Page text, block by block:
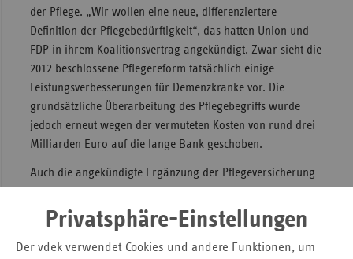
Privatsphäre-Einstellungen
Der vdek verwendet Cookies und andere Funktionen, um
der Pflege. „Wir wollen eine neue, differenziertere
Definition der Pflegebedürftigkeit“, das hatten Union und
FDP in ihrem Koalitionsvertrag angekündigt. Zwar sieht die
2012 beschlossene Pflegereform tatsächlich einige
Leistungsverbesserungen für Demenzkranke vor. Die
grundsätzliche Überarbeitung des Pflegebegriffs wurde
jedoch erneut wegen der vermuteten Kosten von rund drei
Milliarden Euro auf die lange Bank geschoben.
Auch die angekündigte Ergänzung der Pflegeversicherung
generationengerechte“ Kapitaldeckung wurde am Ende
eher ein Reförmchen. Künftig gibt es lediglich einen
staatlichen Zuschuss von fünf Euro pro Monat für eine